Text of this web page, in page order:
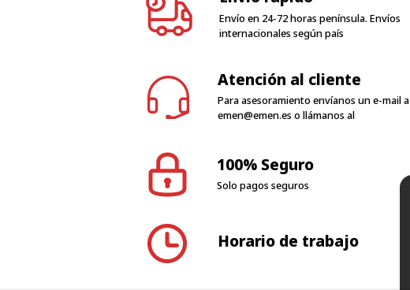
Envío en 24-72 horas península. Envíos
internacionales según país
Atención al cliente
Para asesoramiento envíanos un e-mail a
emen@emen.es o llámanos al
100% Seguro
Solo pagos seguros
Horario de trabajo